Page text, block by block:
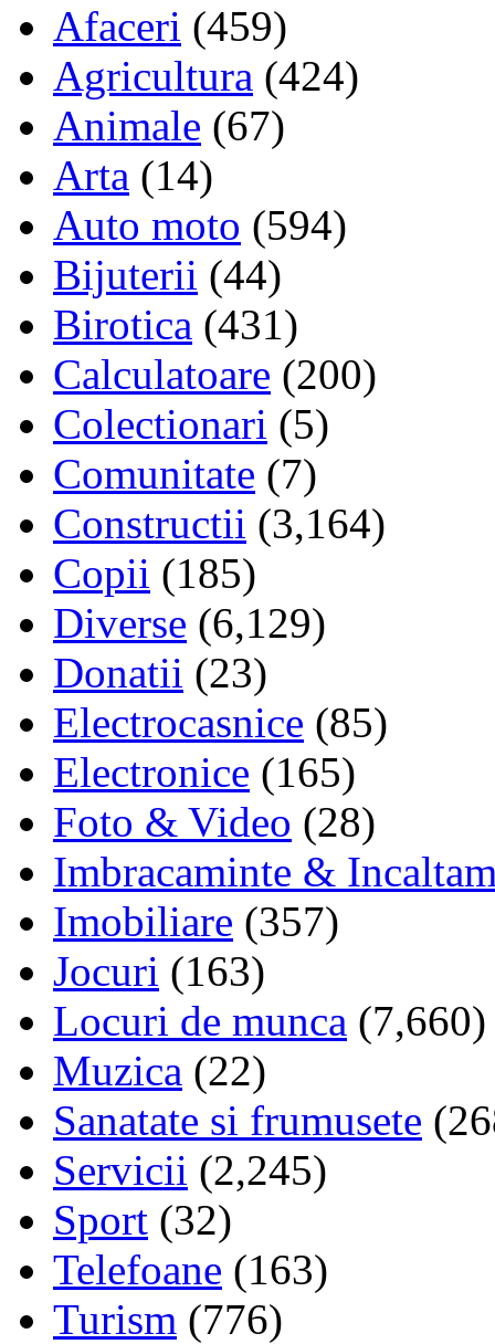
Afaceri (459)
Agricultura (424)
Animale (67)
Arta (14)
Auto moto (594)
Bijuterii (44)
Birotica (431)
Calculatoare (200)
Colectionari (5)
Comunitate (7)
Constructii (3,164)
Copii (185)
Diverse (6,129)
Donatii (23)
Electrocasnice (85)
Electronice (165)
Foto & Video (28)
Imbracaminte &
Imobiliare (357)
Jocuri (163)
Locuri de munca (7,660)
Muzica (22)
Sanatate si frumusete
Servicii (2,245)
Sport (32)
Telefoane (163)
Turism (776)